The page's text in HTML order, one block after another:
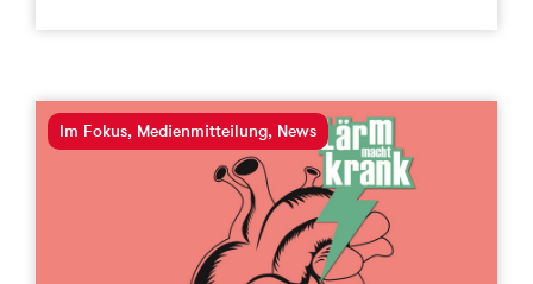
Im Fokus, Medienmitteilung, News